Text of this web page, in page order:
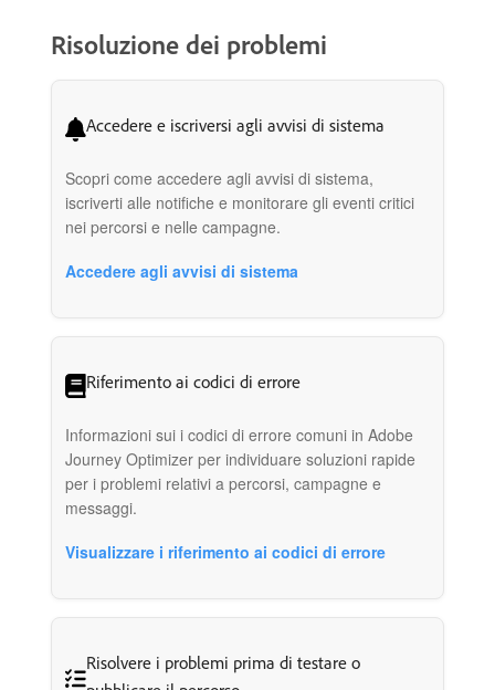
Risoluzione dei problemi
Accedere e iscriversi agli avvisi di sistema
Scopri come accedere agli avvisi di sistema,
iscriverti alle notifiche e monitorare gli eventi critici
nei percorsi e nelle campagne.
Accedere agli avvisi di sistema
Riferimento ai codici di errore
Informazioni sui i codici di errore comuni in Adobe
Journey Optimizer per individuare soluzioni rapide
per i problemi relativi a percorsi, campagne e
messaggi.
Visualizzare i riferimento ai codici di errore
Risolvere i problemi prima di testare o